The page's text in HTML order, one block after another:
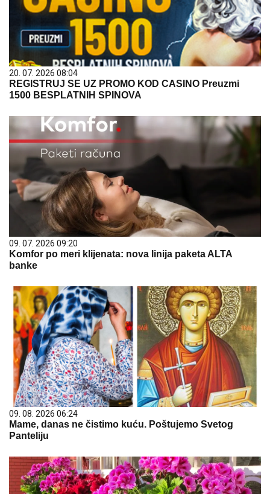
20. 07. 2026 08:04
REGISTRUJ SE UZ PROMO KOD CASINO Preuzmi
1500 BESPLATNIH SPINOVA
09. 07. 2026 09:20
Komfor po meri klijenata: nova linija paketa ALTA
banke
09. 08. 2026 06:24
Mame, danas ne čistimo kuću. Poštujemo Svetog
Panteliju